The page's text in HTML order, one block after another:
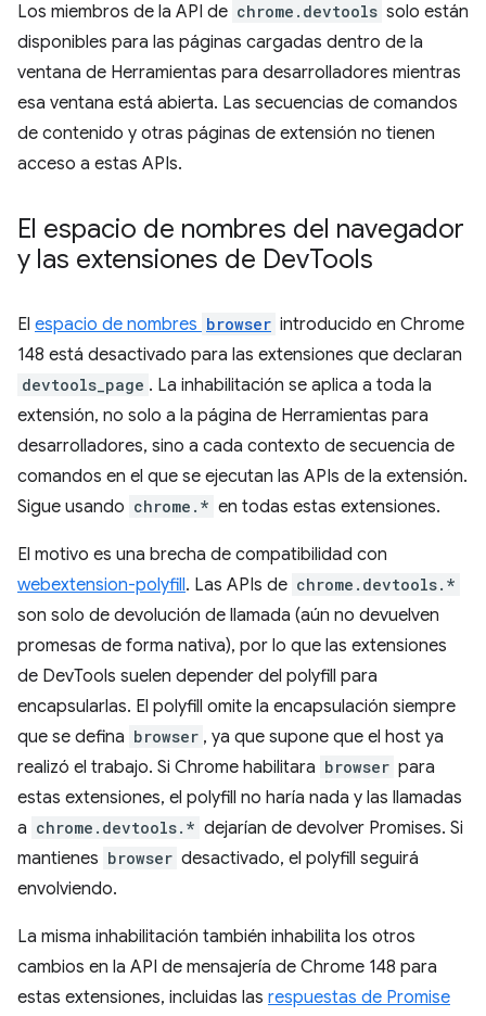
Los miembros de la API de chrome.devtools solo están
disponibles para las páginas cargadas dentro de la
ventana de Herramientas para desarrolladores mientras
esa ventana está abierta. Las secuencias de comandos
de contenido y otras páginas de extensión no tienen
acceso a estas APIs.
El espacio de nombres del navegador
y las extensiones de DevTools
El espacio de nombres browser introducido en Chrome
148 está desactivado para las extensiones que declaran
devtools_page . La inhabilitación se aplica a toda la
extensión, no solo a la página de Herramientas para
desarrolladores, sino a cada contexto de secuencia de
comandos en el que se ejecutan las APIs de la extensión.
Sigue usando chrome.* en todas estas extensiones.
El motivo es una brecha de compatibilidad con
webextension-polyfill. Las APIs de chrome.devtools.*
son solo de devolución de llamada (aún no devuelven
promesas de forma nativa), por lo que las extensiones
de DevTools suelen depender del polyfill para
encapsularlas. El polyfill omite la encapsulación siempre
que se defina browser , ya que supone que el host ya
realizó el trabajo. Si Chrome habilitara browser para
estas extensiones, el polyfill no haría nada y las llamadas
a chrome.devtools.* dejarían de devolver Promises. Si
mantienes browser desactivado, el polyfill seguirá
envolviendo.
La misma inhabilitación también inhabilita los otros
cambios en la API de mensajería de Chrome 148 para
estas extensiones, incluidas las respuestas de Promise